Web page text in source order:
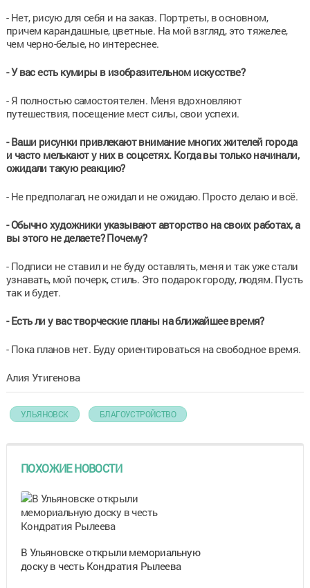
- Нет, рисую для себя и на заказ. Портреты, в основном,
причем карандашные, цветные. На мой взгляд, это тяжелее,
чем черно-белые, но интереснее.
- У вас есть кумиры в изобразительном искусстве?
- Я полностью самостоятелен. Меня вдохновляют
путешествия, посещение мест силы, свои успехи.
- Ваши рисунки привлекают внимание многих жителей города
и часто мелькают у них в соцсетях. Когда вы только начинали,
ожидали такую реакцию?
- Не предполагал, не ожидал и не ожидаю. Просто делаю и всё.
- Обычно художники указывают авторство на своих работах, а
вы этого не делаете? Почему?
- Подписи не ставил и не буду оставлять, меня и так уже стали
узнавать, мой почерк, стиль. Это подарок городу, людям. Пусть
так и будет.
- Есть ли у вас творческие планы на ближайшее время?
- Пока планов нет. Буду ориентироваться на свободное время.
Алия Утигенова
УЛЬЯНОВСК БЛАГОУСТРОЙСТВО
ПОХОЖИЕ НОВОСТИ
В Ульяновске открыли мемориальную
доску в честь Кондратия Рылеева